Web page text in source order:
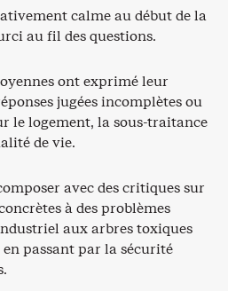
calme au début de la
au fil des questions.
ont exprimé leur
jugées incomplètes ou
le logement, la sous-traitance
de vie.
avec des critiques sur
à des problèmes
aux arbres toxiques
en passant par la sécurité